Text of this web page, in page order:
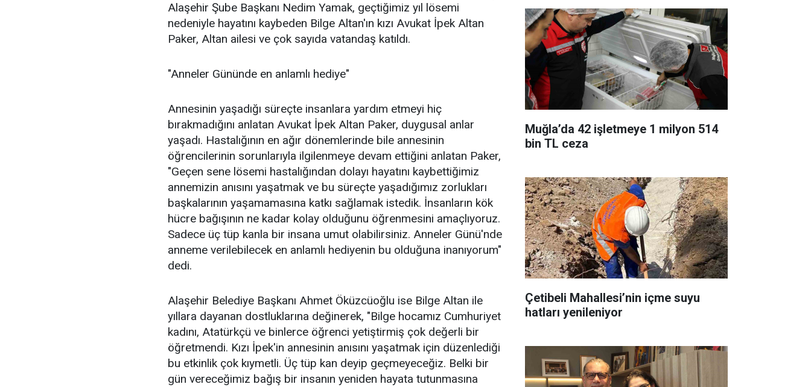
Alaşehir Şube Başkanı Nedim Yamak, geçtiğimiz yıl lösemi
nedeniyle hayatını kaybeden Bilge Altan'ın kızı Avukat İpek Altan
Paker, Altan ailesi ve çok sayıda vatandaş katıldı.
"Anneler Gününde en anlamlı hediye"
Annesinin yaşadığı süreçte insanlara yardım etmeyi hiç
bırakmadığını anlatan Avukat İpek Altan Paker, duygusal anlar
yaşadı. Hastalığının en ağır dönemlerinde bile annesinin
öğrencilerinin sorunlarıyla ilgilenmeye devam ettiğini anlatan Paker,
"Geçen sene lösemi hastalığından dolayı hayatını kaybettiğimiz
annemizin anısını yaşatmak ve bu süreçte yaşadığımız zorlukları
başkalarının yaşamamasına katkı sağlamak istedik. İnsanların kök
hücre bağışının ne kadar kolay olduğunu öğrenmesini amaçlıyoruz.
Sadece üç tüp kanla bir insana umut olabilirsiniz. Anneler Günü'nde
anneme verilebilecek en anlamlı hediyenin bu olduğuna inanıyorum"
dedi.
Alaşehir Belediye Başkanı Ahmet Öküzcüoğlu ise Bilge Altan ile
yıllara dayanan dostluklarına değinerek, "Bilge hocamız Cumhuriyet
kadını, Atatürkçü ve binlerce öğrenci yetiştirmiş çok değerli bir
öğretmendi. Kızı İpek'in annesinin anısını yaşatmak için düzenlediği
bu etkinlik çok kıymetli. Üç tüp kan deyip geçmeyeceğiz. Belki bir
gün vereceğimiz bağış bir insanın yeniden hayata tutunmasına
Muğla’da 42 işletmeye 1 milyon 514
bin TL ceza
Çetibeli Mahallesi’nin içme suyu
hatları yenileniyor